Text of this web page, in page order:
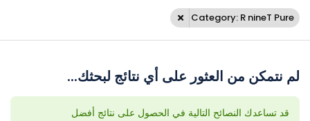
Category: R nineT Pure
لم نتمكن من العثور على أي نتائج لبحثك...
قد تساعدك النصائح التالية في الحصول على نتائج أفضل